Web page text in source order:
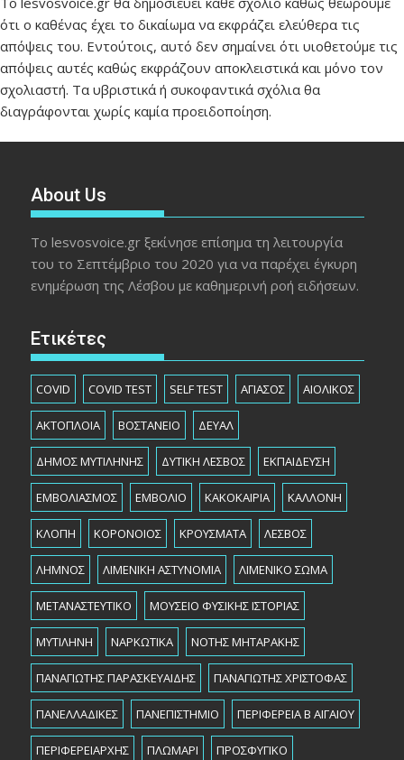
ότι ο καθένας έχει το δικαίωμα να εκφράζει ελεύθερα τις
απόψεις του. Εντούτοις, αυτό δεν σημαίνει ότι υιοθετούμε τις
απόψεις αυτές καθώς εκφράζουν αποκλειστικά και μόνο τον
σχολιαστή. Τα υβριστικά ή συκοφαντικά σχόλια θα
διαγράφονται χωρίς καμία προειδοποίηση.
About Us
Το lesvosvoice.gr ξεκίνησε επίσημα τη λειτουργία
του το Σεπτέμβριο του 2020 για να παρέχει έγκυρη
ενημέρωση της Λέσβου με καθημερινή ροή ειδήσεων.
Ετικέτες
COVID COVID TEST SELF TEST ΑΓΙΑΣΟΣ ΑΙΟΛΙΚΟΣ
ΑΚΤΟΠΛΟΙΑ ΒΟΣΤΑΝΕΙΟ ΔΕΥΑΛ
ΔΗΜΟΣ ΜΥΤΙΛΗΝΗΣ ΔΥΤΙΚΗ ΛΕΣΒΟΣ ΕΚΠΑΙΔΕΥΣΗ
ΕΜΒΟΛΙΑΣΜΟΣ ΕΜΒΟΛΙΟ ΚΑΚΟΚΑΙΡΙΑ ΚΑΛΛΟΝΗ
ΚΛΟΠΗ ΚΟΡΟΝΟΙΟΣ ΚΡΟΥΣΜΑΤΑ ΛΕΣΒΟΣ
ΛΗΜΝΟΣ ΛΙΜΕΝΙΚΗ ΑΣΤΥΝΟΜΙΑ ΛΙΜΕΝΙΚΟ ΣΩΜΑ
ΜΕΤΑΝΑΣΤΕΥΤΙΚΟ ΜΟΥΣΕΙΟ ΦΥΣΙΚΗΣ ΙΣΤΟΡΙΑΣ
ΜΥΤΙΛΗΝΗ ΝΑΡΚΩΤΙΚΑ ΝΟΤΗΣ ΜΗΤΑΡΑΚΗΣ
ΠΑΝΑΓΙΩΤΗΣ ΠΑΡΑΣΚΕΥΑΙΔΗΣ ΠΑΝΑΓΙΩΤΗΣ ΧΡΙΣΤΟΦΑΣ
ΠΑΝΕΛΛΑΔΙΚΕΣ ΠΑΝΕΠΙΣΤΗΜΙΟ ΠΕΡΙΦΕΡΕΙΑ Β ΑΙΓΑΙΟΥ
ΠΕΡΙΦΕΡΕΙΑΡΧHΣ ΠΛΩΜΑΡΙ ΠΡΟΣΦΥΓΙΚΟ